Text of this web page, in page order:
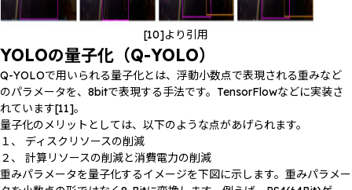
[10]より引用
YOLOの量子化（Q-YOLO）
Q-YOLOで用いられる量子化とは、浮動小数点で表現される重みなど
のパラメータを、8bitで表現する手法です。TensorFlowなどに実装さ
れています[11]。
量子化のメリットとしては、以下のような点があげられます。
１、 ディスクリソースの削減
２、 計算リソースの削減と消費電力の削減
重みパラメータを量子化するイメージを下図に示します。重みパラメー